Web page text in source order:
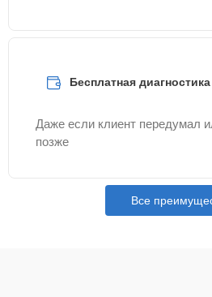
Бесплатная диагностика
Даже если клиент передумал
позже
Все